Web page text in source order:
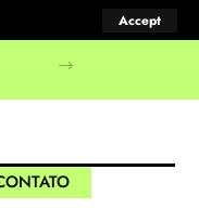
Accept